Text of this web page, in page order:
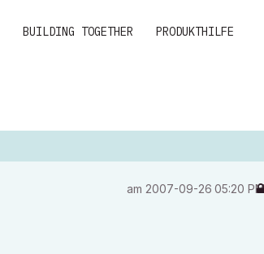
BUILDING TOGETHER PRODUKTHILFE
am ‎2007-09-26 05:20 PM